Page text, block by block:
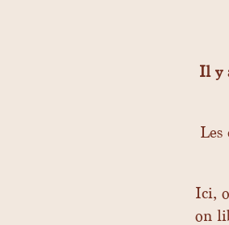
Il y
Les
Ici,
on